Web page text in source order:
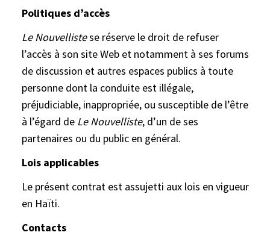
Politiques d’accès
Le Nouvellistese réserve le droit de refuser
l’accès à son site Web et notamment à ses forums
de discussion et autres espaces publics à toute
personne dont la conduite est illégale,
préjudiciable, inappropriée, ou susceptible de l’être
à l’égard de Le Nouvelliste, d’un de ses
partenaires ou du public en général.
Lois applicables
Le présent contrat est assujetti aux lois en vigueur
en Haïti.
Contacts